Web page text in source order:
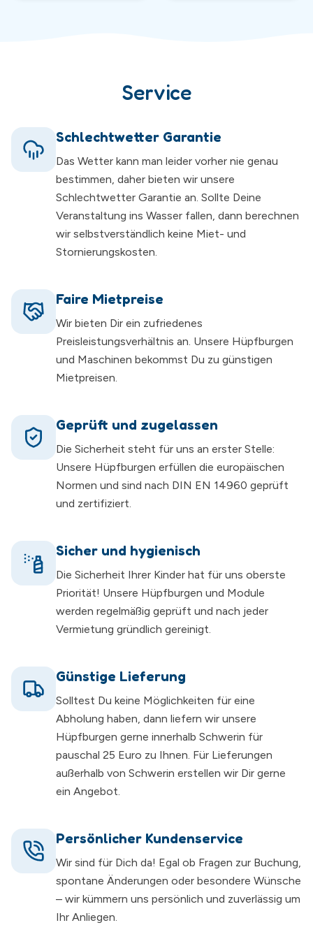
Service
Schlechtwetter Garantie
Das Wetter kann man leider vorher nie genau
bestimmen, daher bieten wir unsere
Schlechtwetter Garantie an. Sollte Deine
Veranstaltung ins Wasser fallen, dann berechnen
wir selbstverständlich keine Miet- und
Stornierungskosten.
Faire Mietpreise
Wir bieten Dir ein zufriedenes
Preisleistungsverhältnis an. Unsere Hüpfburgen
und Maschinen bekommst Du zu günstigen
Mietpreisen.
Geprüft und zugelassen
Die Sicherheit steht für uns an erster Stelle:
Unsere Hüpfburgen erfüllen die europäischen
Normen und sind nach DIN EN 14960 geprüft
und zertifiziert.
Sicher und hygienisch
Die Sicherheit Ihrer Kinder hat für uns oberste
Priorität! Unsere Hüpfburgen und Module
werden regelmäßig geprüft und nach jeder
Vermietung gründlich gereinigt.
Günstige Lieferung
Solltest Du keine Möglichkeiten für eine
Abholung haben, dann liefern wir unsere
Hüpfburgen gerne innerhalb Schwerin für
pauschal 25 Euro zu Ihnen. Für Lieferungen
außerhalb von Schwerin erstellen wir Dir gerne
ein Angebot.
Persönlicher Kundenservice
Wir sind für Dich da! Egal ob Fragen zur Buchung,
spontane Änderungen oder besondere Wünsche
– wir kümmern uns persönlich und zuverlässig um
Ihr Anliegen.